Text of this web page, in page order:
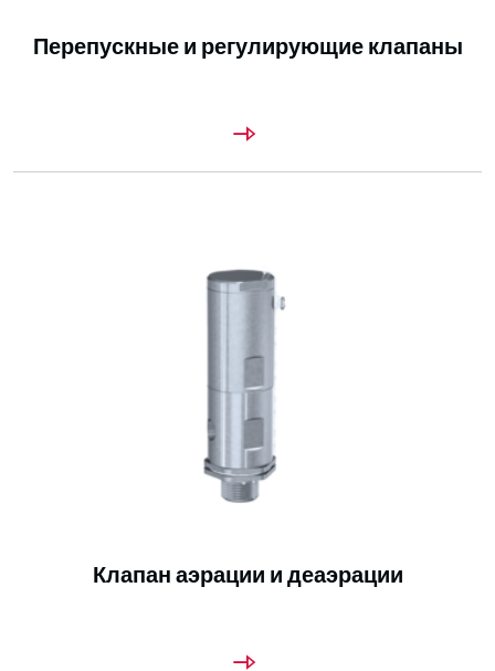
Перепускные и регулирующие клапаны
Клапан аэрации и деаэрации